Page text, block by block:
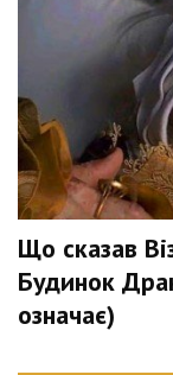
Що сказав
Будинок
означає)